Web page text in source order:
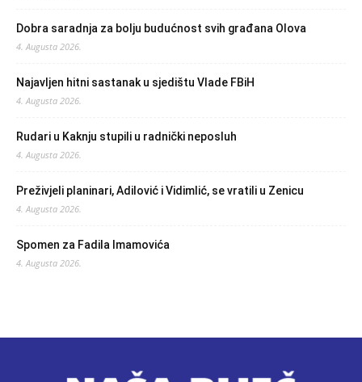
Dobra saradnja za bolju budućnost svih građana Olova
4. Augusta 2026.
Najavljen hitni sastanak u sjedištu Vlade FBiH
4. Augusta 2026.
Rudari u Kaknju stupili u radnički neposluh
4. Augusta 2026.
Preživjeli planinari, Adilović i Vidimlić, se vratili u Zenicu
4. Augusta 2026.
Spomen za Fadila Imamovića
4. Augusta 2026.